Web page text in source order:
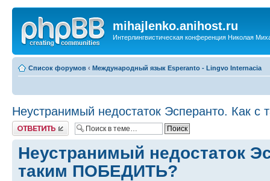
mihajlenko.anihost.ru
Интерлингвистическая конференция Николая
Список форумов ‹ Международный язык Esperanto - Lingvo Internacia
Неустранимый недостаток Эсперанто. Как
Ответить
Неустранимый недостаток
таким ПОБЕДИТЬ?